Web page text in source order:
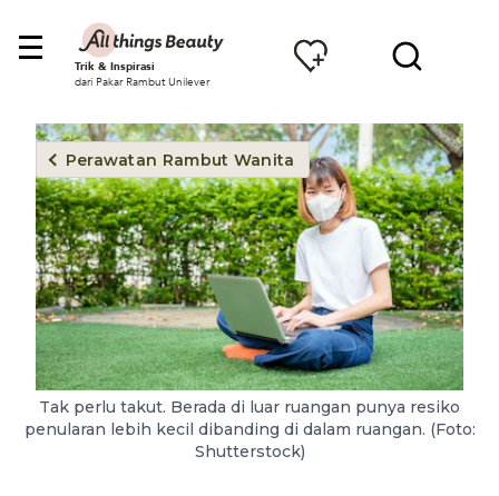
Trik & Inspirasi
dari Pakar Rambut Unilever
Perawatan Rambut Wanita
Tak perlu takut. Berada di luar ruangan punya resiko
penularan lebih kecil dibanding di dalam ruangan. (Foto:
Shutterstock)